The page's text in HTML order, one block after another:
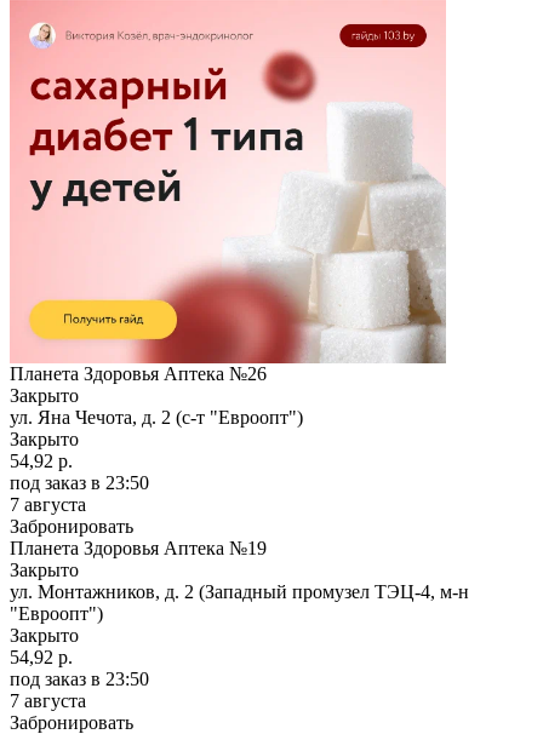
Планета Здоровья Аптека №26
Закрыто
ул. Яна Чечота, д. 2 (с-т "Евроопт")
Закрыто
54,92 р.
под заказ в 23:50
7 августа
Забронировать
Планета Здоровья Аптека №19
Закрыто
ул. Монтажников, д. 2 (Западный промузел ТЭЦ-4, м-н
"Евроопт")
Закрыто
54,92 р.
под заказ в 23:50
7 августа
Забронировать